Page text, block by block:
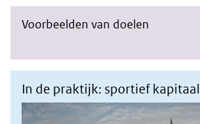
Voorbeelden van doelen
In de praktijk: sportief kapitaal